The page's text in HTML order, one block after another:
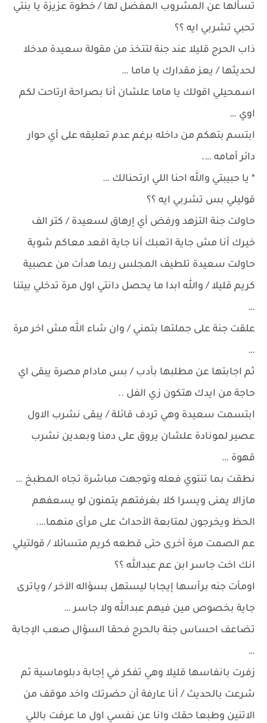
تسألها عن المشروب المفضل لها / خطوة عزيزة يا بنتي
تحبي تشربي ايه ؟؟
ذاب الحرج قليلا عند جنة لتتخذ من مقولة سعيدة مدخلا
لحديثها / يعز مقدارك يا ماما …
اسمحيلي اقولك يا ماما علشان أنا بصراحة ارتاحت لكم
اوي …
ابتسم بتهكم من داخله برغم عدم تعليقه على أي حوار
دائر أمامه ….
* يا حبيبتي والله احنا اللي ارتحنالك …
قوليلي بس تشربي ايه ؟؟
حاولت جنة التزهد ورفض أي إرهاق لسعيدة / كتر الف
خيرك أنا مش جاية اتعبك أنا جاية اقعد معاكم شوية
حاولت سعيدة تلطيف المجلس ربما هدأت من عصبية
كريم قليلا / والله ابدا ما يحصل دانتي اول مرة تدخلي بيتنا
…
علقت جنة على جملتها بتمني / وان شاء الله مش اخر مرة
…
ثم اجابتها عن مطلبها بأدب / بس مادام مصرة يبقى اي
حاجة من ايدك هتكون زي الفل ..
ابتسمت سعيدة وهي تردف قائلة / يبقى نشرب الاول
عصير لمونادة علشان يروق على دمنا وبعدين نشرب
قهوة …
نطقت بما تنتوي فعله وتوجهت مباشرة تجاه المطبخ …
مازالا يمنى ويسرا كلا بغرفتهم يتمنون لو يسعفهم
الحظ ويخرجون لمتابعة الأحداث على مرأى منهما….
عم الصمت مرة أخرى حتى قطعه كريم متسائلا / قولتيلي
انك اخت جاسر ابن عم عبدالله ؟؟
اومأت جنه برأسها إيجابا ليستهل بسؤاله الآخر / وياترى
جاية بخصوص مين فيهم عبدالله ولا جاسر …
تضاعف احساس جنة بالحرج فحقا السؤال صعب الإجابة
…
زفرت بانفاسها قليلا وهي تفكر في إجابة دبلوماسية ثم
شرعت بالحديث / أنا عارفة أن حضرتك واخد موقف من
الاتنين وطبعا حقك وانا عن نفسي اول ما عرفت باللي